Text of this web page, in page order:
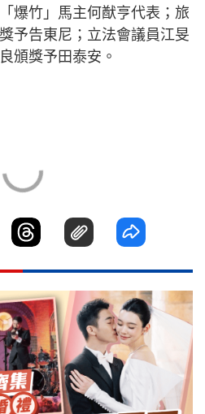
爆竹」馬主何猷亨代表；旅
予告東尼；立法會議員江旻
頒獎予田泰安。